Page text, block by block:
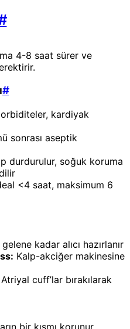
4-8 saat sürer ve
#
kardiyak
sonrası aseptik
durdurulur, soğuk koruma
<4 saat, maksimum 6
kadar alıcı hazırlanır
Kalp-akciğer makinesine
Atriyal cuff’lar bırakılarak